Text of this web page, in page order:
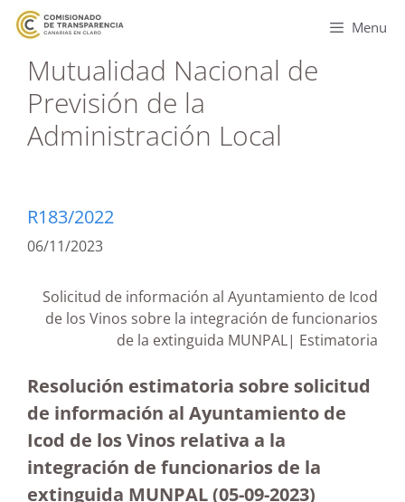
Menu
Mutualidad Nacional de
Previsión de la
Administración Local
R183/2022
06/11/2023
Solicitud de información al Ayuntamiento de Icod
de los Vinos sobre la integración de funcionarios
de la extinguida MUNPAL| Estimatoria
Resolución estimatoria sobre solicitud
de información al Ayuntamiento de
Icod de los Vinos relativa a la
integración de funcionarios de la
extinguida MUNPAL(05-09-2023)